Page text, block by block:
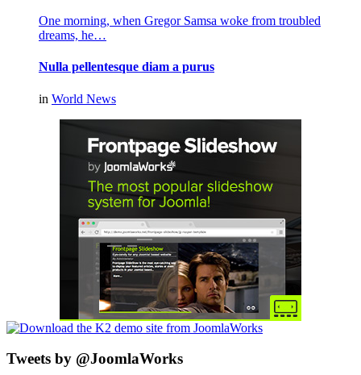
One morning, when Gregor Samsa woke from troubled
dreams, he…
Nulla pellentesque diam a purus
in World News
Tweets by @JoomlaWorks